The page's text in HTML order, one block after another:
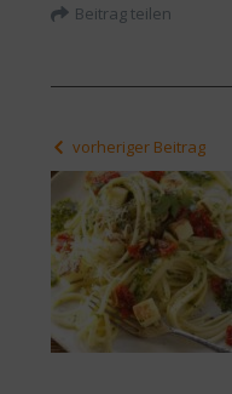
Beitrag teilen
vorheriger Beitrag